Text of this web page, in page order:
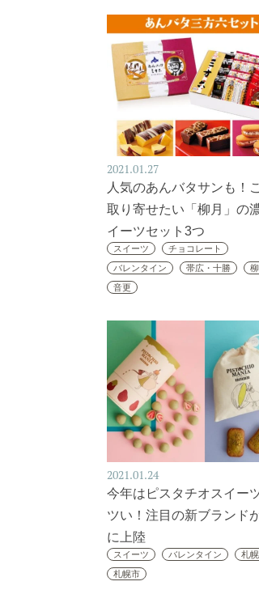
2021.01.27
人気のあんバタサンも！
取り寄せたい「柳月」の
イーツセット3つ
スイーツ
チョコレート
バレンタイン
帯広・十勝
音更
2021.01.24
今年はピスタチオスイー
ツい！注目の新ブランド
に上陸
スイーツ バレンタイン
札幌
札幌市